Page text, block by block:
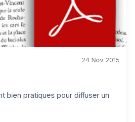
24 Nov 2015
bien pratiques pour diffuser un